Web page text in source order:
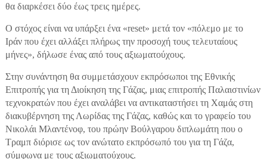
θα διαρκέσει δύο έως τρεις ημέρες.
Ο στόχος είναι να υπάρξει ένα «reset» μετά τον «πόλεμο με το
Ιράν που έχει αλλάξει πλήρως την προσοχή τους τελευταίους
μήνες», δήλωσε ένας από τους αξιωματούχους.
Στην συνάντηση θα συμμετάσχουν εκπρόσωποι της Εθνικής
Επιτροπής για τη Διοίκηση της Γάζας, μιας επιτροπής Παλαιστινίων
τεχνοκρατών που έχει αναλάβει να αντικαταστήσει τη Χαμάς στη
διακυβέρνηση της Λωρίδας της Γάζας, καθώς και το γραφείο του
Νικολάι Μλαντένοφ, του πρώην Βούλγαρου διπλωμάτη που ο
Τραμπ διόρισε ως τον ανώτατο εκπρόσωπό του για τη Γάζα,
σύμφωνα με τους αξιωματούχους.